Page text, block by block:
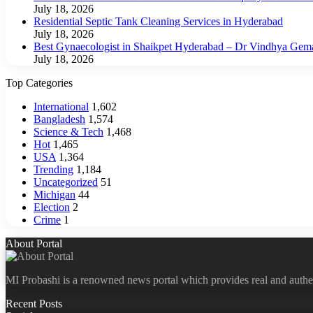
July 18, 2026
Residential Septic Tank Cleaning Services in Hyderabad
July 18, 2026
Best Gynaecologist in Shaikpet Hyderabad – Dr Vindhya
July 18, 2026
Top Categories
International 1,602
Bangladesh 1,574
Science & Tech 1,468
Hot 1,465
USA 1,364
Trending 1,184
Uncategorized 51
Michigan 44
Election 2
Crime 1
About Portal
MI Probashi is a renowned news portal which provides real and
Recent Posts